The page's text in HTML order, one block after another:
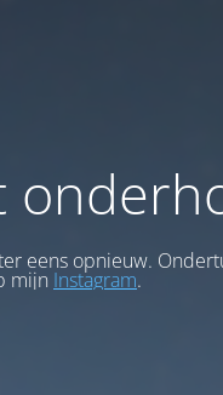
eens opnieuw.
mijn Instagram.